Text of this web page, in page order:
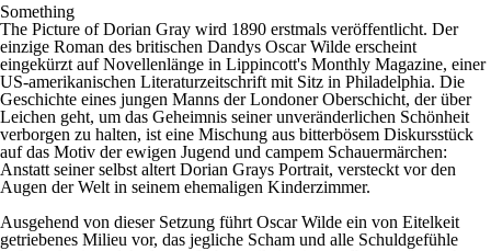
Something
The Picture of Dorian Gray wird 1890 erstmals veröffentlicht. Der
einzige Roman des britischen Dandys Oscar Wilde erscheint
eingekürzt auf Novellenlänge in Lippincott's Monthly Magazine, einer
US-amerikanischen Literaturzeitschrift mit Sitz in Philadelphia. Die
Geschichte eines jungen Manns der Londoner Oberschicht, der über
Leichen geht, um das Geheimnis seiner unveränderlichen Schönheit
verborgen zu halten, ist eine Mischung aus bitterbösem Diskursstück
auf das Motiv der ewigen Jugend und campem Schauermärchen:
Anstatt seiner selbst altert Dorian Grays Portrait, versteckt vor den
Augen der Welt in seinem ehemaligen Kinderzimmer.
Ausgehend von dieser Setzung führt Oscar Wilde ein von Eitelkeit
getriebenes Milieu vor, das jegliche Scham und alle Schuldgefühle